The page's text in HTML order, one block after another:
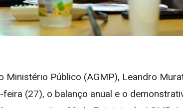
Ministério Público (AGMP), Leandro
(27), o balanço anual e o